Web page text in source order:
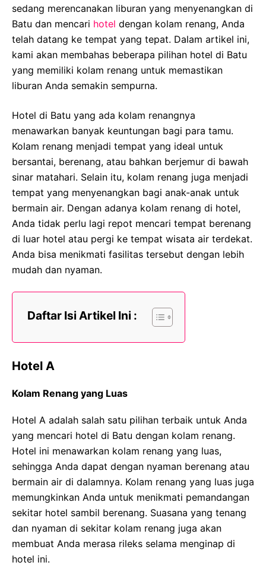
sedang merencanakan liburan yang menyenangkan di
Batu dan mencari hotel dengan kolam renang, Anda
telah datang ke tempat yang tepat. Dalam artikel ini,
kami akan membahas beberapa pilihan hotel di Batu
yang memiliki kolam renang untuk memastikan
liburan Anda semakin sempurna.
Hotel di Batu yang ada kolam renangnya
menawarkan banyak keuntungan bagi para tamu.
Kolam renang menjadi tempat yang ideal untuk
bersantai, berenang, atau bahkan berjemur di bawah
sinar matahari. Selain itu, kolam renang juga menjadi
tempat yang menyenangkan bagi anak-anak untuk
bermain air. Dengan adanya kolam renang di hotel,
Anda tidak perlu lagi repot mencari tempat berenang
di luar hotel atau pergi ke tempat wisata air terdekat.
Anda bisa menikmati fasilitas tersebut dengan lebih
mudah dan nyaman.
Daftar Isi Artikel Ini :
Hotel A
Kolam Renang yang Luas
Hotel A adalah salah satu pilihan terbaik untuk Anda
yang mencari hotel di Batu dengan kolam renang.
Hotel ini menawarkan kolam renang yang luas,
sehingga Anda dapat dengan nyaman berenang atau
bermain air di dalamnya. Kolam renang yang luas juga
memungkinkan Anda untuk menikmati pemandangan
sekitar hotel sambil berenang. Suasana yang tenang
dan nyaman di sekitar kolam renang juga akan
membuat Anda merasa rileks selama menginap di
hotel ini.